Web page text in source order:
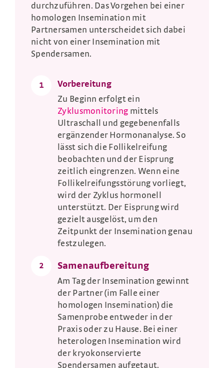
durchzuführen. Das Vorgehen bei einer
homologen Insemination mit
Partnersamen unterscheidet sich dabei
nicht von einer Insemination mit
Spendersamen.
1
Vorbereitung
Zu Beginn erfolgt ein
Zyklusmonitoring mittels
Ultraschall und gegebenenfalls
ergänzender Hormonanalyse. So
lässt sich die Follikelreifung
beobachten und der Eisprung
zeitlich eingrenzen. Wenn eine
Follikelreifungsstörung vorliegt,
wird der Zyklus hormonell
unterstützt. Der Eisprung wird
gezielt ausgelöst, um den
Zeitpunkt der Insemination genau
festzulegen.
2 Samenaufbereitung
Am Tag der Insemination gewinnt
der Partner (im Falle einer
homologen Insemination) die
Samenprobe entweder in der
Praxis oder zu Hause. Bei einer
heterologen Insemination wird
der kryokonservierte
Spendersamen aufgetaut.